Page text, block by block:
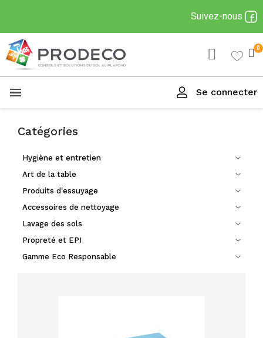
Suivez-nous
Se connecter
Catégories
Hygiène et entretien
Art de la table
Produits d'essuyage
Accessoires de nettoyage
Lavage des sols
Propreté et EPI
Gamme Eco Responsable